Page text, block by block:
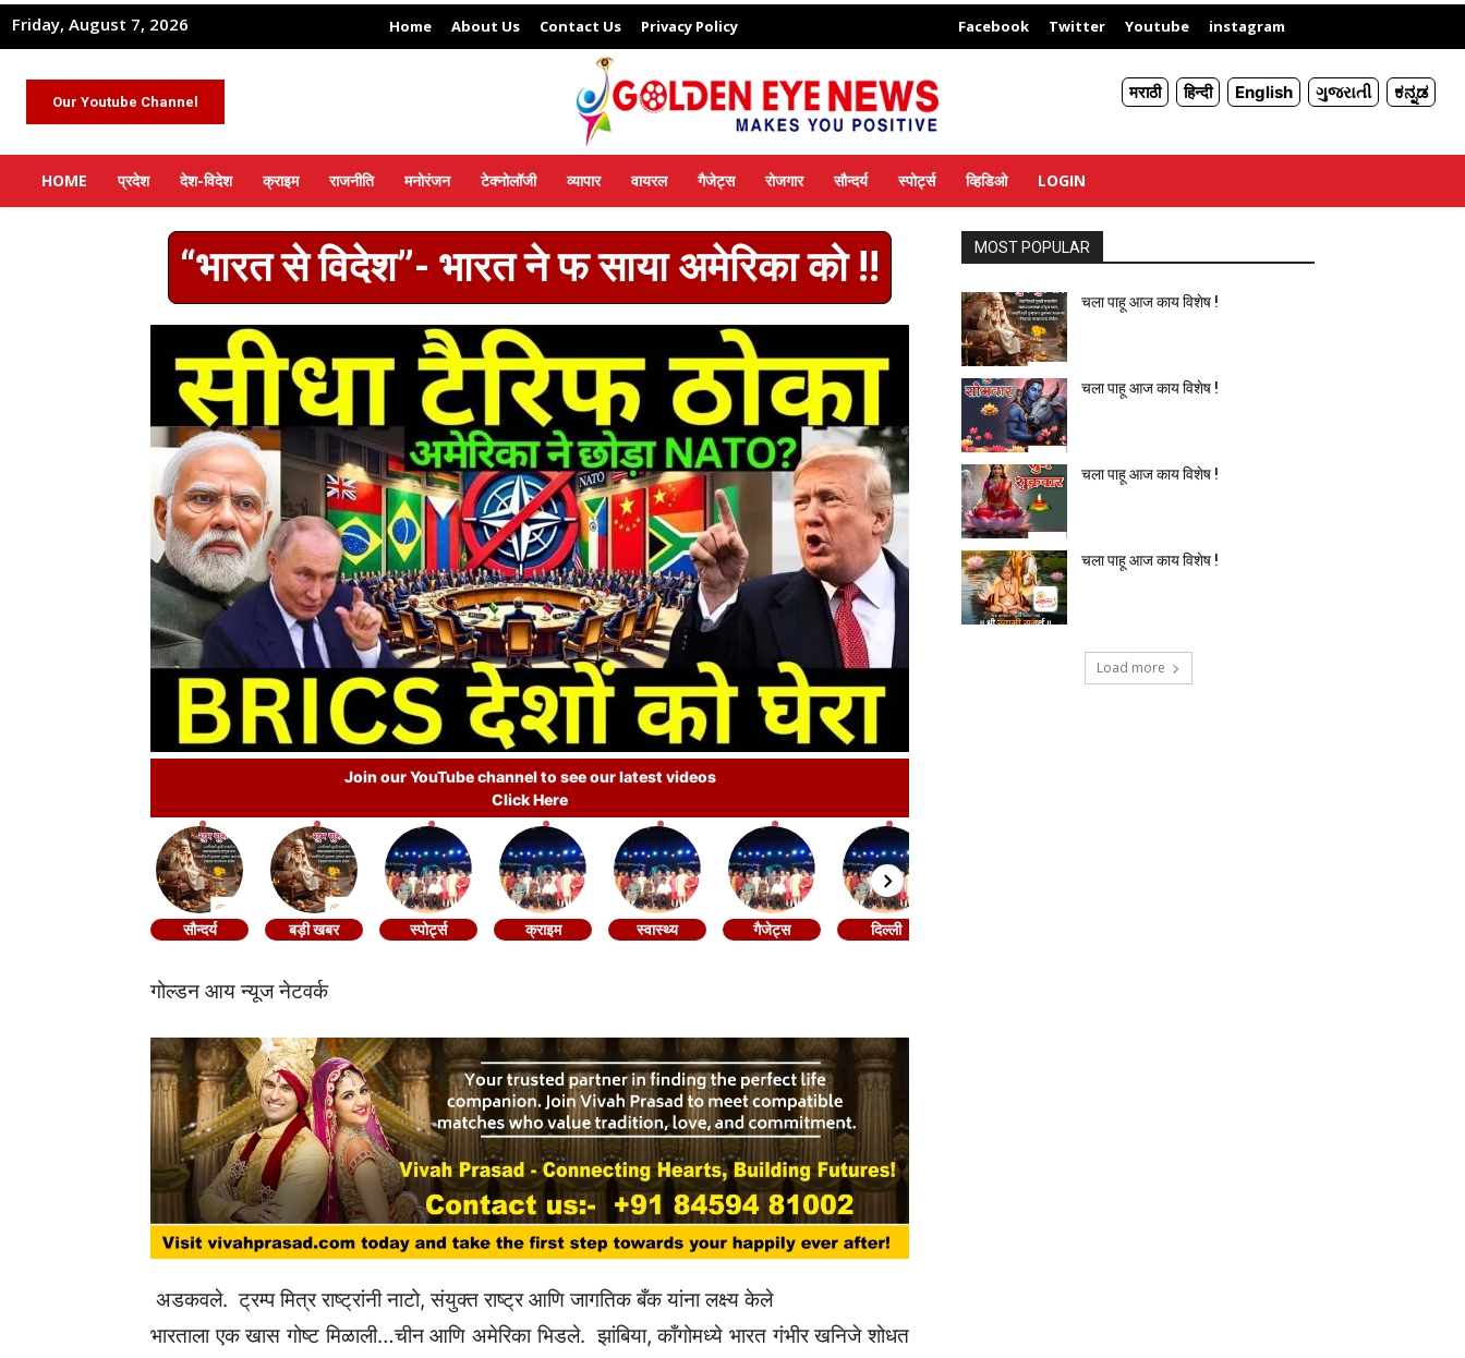
Friday, August 7, 2026 Home About Us Contact Us Privacy Policy Facebook Twitter Youtube instagram
Our Youtube Channel मराठी हिन्दी English ગુજરાતી ಕನ್ನಡ
HOME प्रदेश देश-विदेश क्राइम राजनीति मनोरंजन टेक्नोलॉजी व्यापार वायरल गैजेट्स रोजगार सौन्दर्य स्पोर्ट्स व्हिडिओ LOGIN
“भारत से विदेश”- भारत ने फ साया अमेरिका को !!
Join our YouTube channel to see our latest videos
Click Here
सौन्दर्य बड़ी खबर स्पोर्ट्स क्राइम स्वास्थ्य गैजेट्स दिल्ली
गोल्डन आय न्यूज नेटवर्क
अडकवले. ट्रम्प मित्र राष्ट्रांनी नाटो, संयुक्त राष्ट्र आणि जागतिक बँक यांना लक्ष्य केले
भारताला एक खास गोष्ट मिळाली…चीन आणि अमेरिका भिडले. झांबिया, काँगोमध्ये भारत गंभीर खनिजे शोधत
MOST POPULAR
चला पाहू आज काय विशेष !
चला पाहू आज काय विशेष !
चला पाहू आज काय विशेष !
चला पाहू आज काय विशेष !
Load more